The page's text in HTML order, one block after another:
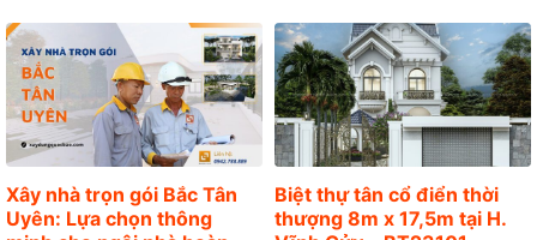
g
Xây nhà trọn gói Bắc Tân
Uyên: Lựa chọn thông
Biệt thự tân cổ điển thời
thượng 8m x 17,5m tại H.